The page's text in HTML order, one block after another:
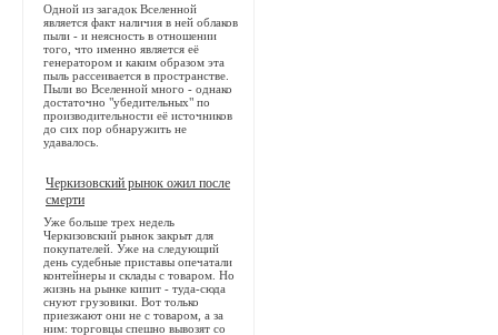
Одной из загадок Вселенной
является факт наличия в ней облаков
пыли - и неясность в отношении
того, что именно является её
генератором и каким образом эта
пыль рассеивается в пространстве.
Пыли во Вселенной много - однако
достаточно "убедительных" по
производительности её источников
до сих пор обнаружить не
удавалось.
Черкизовский рынок ожил после
смерти
Уже больше трех недель
Черкизовский рынок закрыт для
покупателей. Уже на следующий
день судебные приставы опечатали
контейнеры и склады с товаром. Но
жизнь на рынке кипит - туда-сюда
снуют грузовики. Вот только
приезжают они не с товаром, а за
ним: торговцы спешно вывозят со